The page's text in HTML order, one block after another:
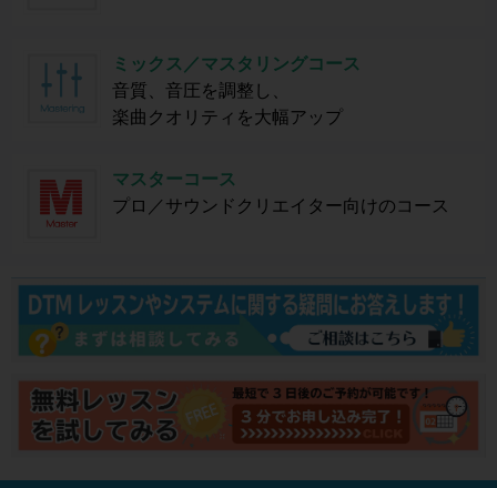
ミックス／マスタリングコース
音質、音圧を調整し、
楽曲クオリティを大幅アップ
マスターコース
プロ／サウンドクリエイター向けのコース